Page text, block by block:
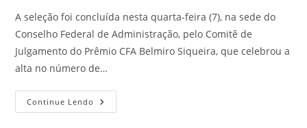
A seleção foi concluída nesta quarta-feira (7), na sede do
Conselho Federal de Administração, pelo Comitê de
Julgamento do Prêmio CFA Belmiro Siqueira, que celebrou a
alta no número de…
Continue Lendo Conheça
Os